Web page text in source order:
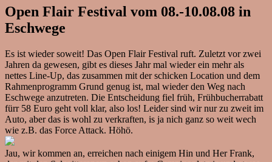
Open Flair Festival vom 08.-10.08.08 in
Eschwege
Es ist wieder soweit! Das Open Flair Festival ruft. Zuletzt vor zwei
Jahren da gewesen, gibt es dieses Jahr mal wieder ein mehr als
nettes Line-Up, das zusammen mit der schicken Location und dem
Rahmenprogramm Grund genug ist, mal wieder den Weg nach
Eschwege anzutreten. Die Entscheidung fiel früh, Frühbucherrabatt
fürr 58 Euro geht voll klar, also los! Leider sind wir nur zu zweit im
Auto, aber das is wohl zu verkraften, is ja nich ganz so weit wech
wie z.B. das Force Attack. Höhö.
Jau, wir kommen an, erreichen nach einigem Hin und Her Frank,